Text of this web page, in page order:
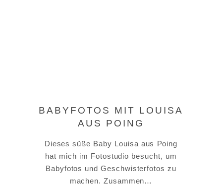
BABYFOTOS MIT LOUISA
AUS POING
Dieses süße Baby Louisa aus Poing
hat mich im Fotostudio besucht, um
Babyfotos und Geschwisterfotos zu
machen. Zusammen…